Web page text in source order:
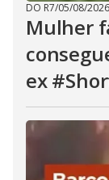
DO R7/05/08/2026
Mulher
ex